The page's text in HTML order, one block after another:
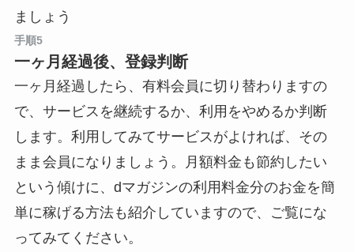
ましょう
手順5
一ヶ月経過後、登録判断
一ヶ月経過したら、有料会員に切り替わりますの
で、サービスを継続するか、利用をやめるか判断
します。利用してみてサービスがよければ、その
まま会員になりましょう。月額料金も節約したい
という傾けに、dマガジンの利用料金分のお金を簡
単に稼げる方法も紹介していますので、ご覧にな
ってみてください。